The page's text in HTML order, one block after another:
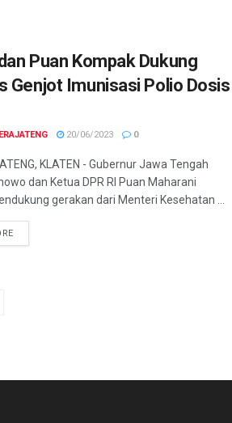
Puan Kompak Dukung
Genjot Imunisasi Polio Dosis
20/06/2023 0
KLATEN - Gubernur Jawa Tengah
dan Ketua DPR RI Puan Maharani
gerakan dari Menteri Kesehatan ...
DETAILS